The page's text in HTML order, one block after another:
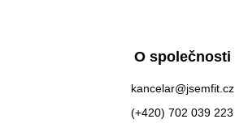
O společnosti
kancelar@jsemfit.cz
(+420) 702 039 223